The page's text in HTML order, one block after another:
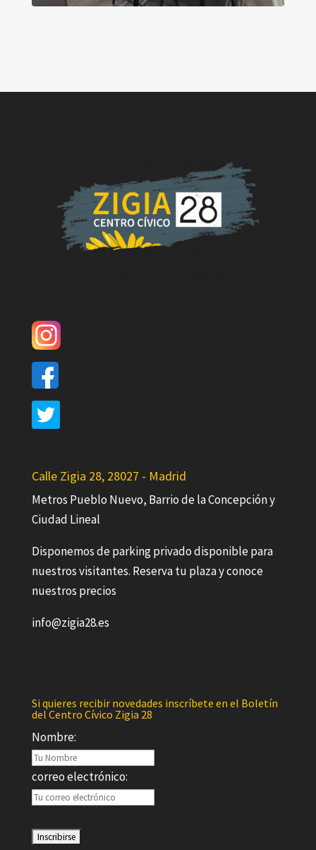
Calle Zigia 28, 28027 - Madrid
Metros Pueblo Nuevo, Barrio de la Concepción y
Ciudad Lineal
Disponemos de parking privado disponible para
nuestros visitantes. Reserva tu plaza y conoce
nuestros precios
info@zigia28.es
Si quieres recibir novedades inscríbete en el Boletín
del Centro Cívico Zigia 28
Nombre:
correo electrónico: